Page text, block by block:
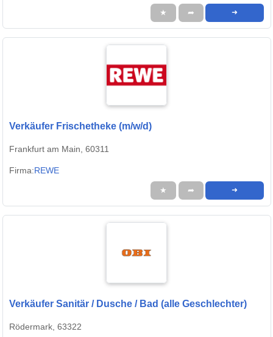
★ ➦ ➜
Verkäufer Frischetheke (m/w/d)
Frankfurt am Main, 60311
Firma:REWE
★ ➦ ➜
Verkäufer Sanitär / Dusche / Bad (alle Geschlechter)
Rödermark, 63322